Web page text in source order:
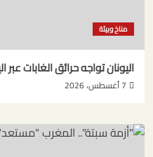
مناخ وبيئة
اليونان تواجه حرائق الغابات عبر
7 أغسطس، 2026